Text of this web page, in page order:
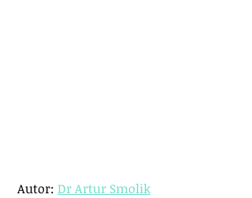
Autor: Dr Artur Smolik